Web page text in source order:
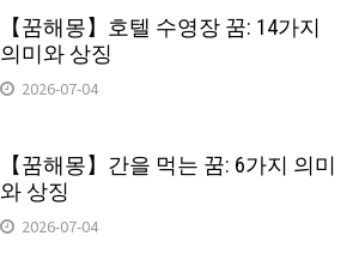
【꿈해몽】호텔 수영장 꿈: 14가지
의미와 상징
2026-07-04
【꿈해몽】간을 먹는 꿈: 6가지 의미
와 상징
2026-07-04